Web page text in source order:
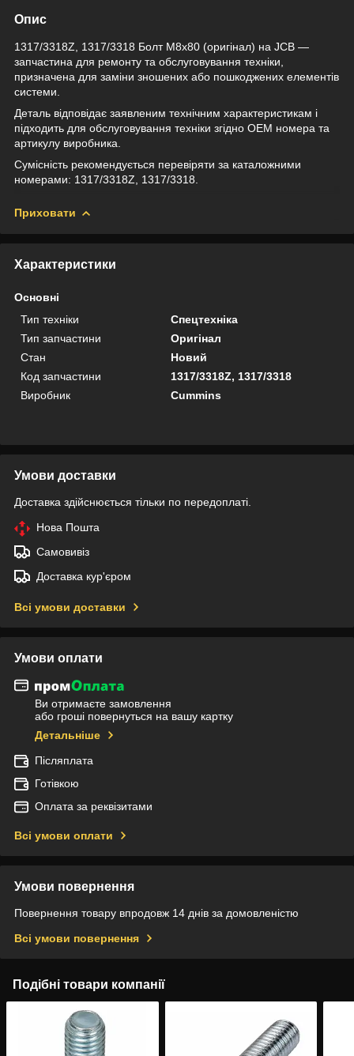
Опис
1317/3318Z, 1317/3318 Болт M8x80 (оригінал) на JCB —
запчастина для ремонту та обслуговування техніки,
призначена для заміни зношених або пошкоджених елементів
системи.
Деталь відповідає заявленим технічним характеристикам і
підходить для обслуговування техніки згідно OEM номера та
артикулу виробника.
Сумісність рекомендується перевіряти за каталожними
номерами: 1317/3318Z, 1317/3318.
Приховати
Характеристики
Основні
Тип техніки
Спецтехніка
Тип запчастини
Оригінал
Стан
Новий
Код запчастини
1317/3318Z, 1317/3318
Виробник
Cummins
Умови доставки
Доставка здійснюється тільки по передоплаті.
Нова Пошта
Самовивіз
Доставка кур'єром
Всі умови доставки
Умови оплати
Ви отримаєте замовлення
або гроші повернуться на вашу картку
Детальніше
Післяплата
Готівкою
Оплата за реквізитами
Всі умови оплати
Умови повернення
Повернення товару впродовж 14 днів за домовленістю
Всі умови повернення
Подібні товари компанії